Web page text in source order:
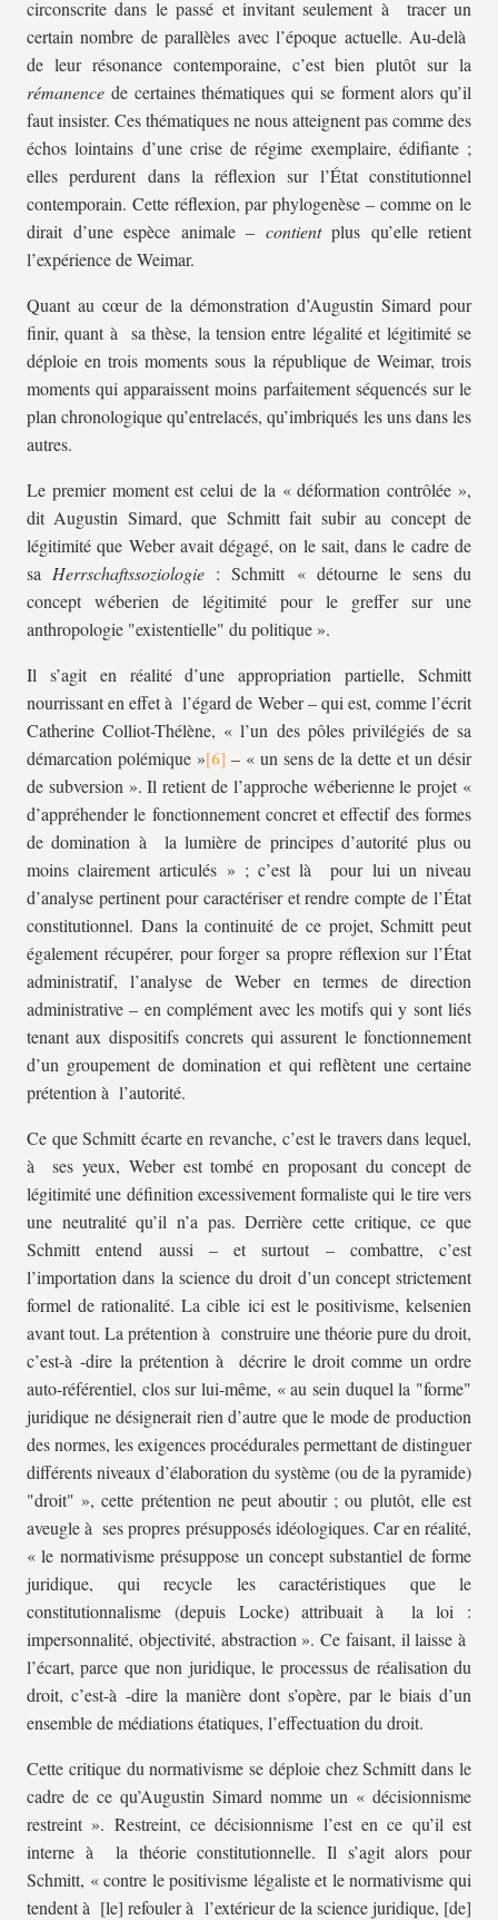
circonscrite dans le passé et invitant seulement à tracer un
certain nombre de parallèles avec l’époque actuelle. Au-delà
de leur résonance contemporaine, c’est bien plutôt sur la
rémanence de certaines thématiques qui se forment alors qu’il
faut insister. Ces thématiques ne nous atteignent pas comme des
échos lointains d’une crise de régime exemplaire, édifiante ;
elles perdurent dans la réflexion sur l’État constitutionnel
contemporain. Cette réflexion, par phylogenèse – comme on le
dirait d’une espèce animale – contientplus qu’elle retient
l’expérience de Weimar.
Quant au cœur de la démonstration d’Augustin Simard pour
finir, quant à sa thèse, la tension entre légalité et légitimité se
déploie en trois moments sous la république de Weimar, trois
moments qui apparaissent moins parfaitement séquencés sur le
plan chronologique qu’entrelacés, qu’imbriqués les uns dans les
autres.
Le premier moment est celui de la « déformation contrôlée »,
dit Augustin Simard, que Schmitt fait subir au concept de
légitimité que Weber avait dégagé, on le sait, dans le cadre de
sa Herrschaftssoziologie : Schmitt « détourne le sens du
concept wéberien de légitimité pour le greffer sur une
anthropologie "existentielle" du politique ».
Il s’agit en réalité d’une appropriation partielle, Schmitt
nourrissant en effet à l’égard de Weber – qui est, comme l’écrit
Catherine Colliot-Thélène, « l’un des pôles privilégiés de sa
démarcation polémique »
– « un sens de la dette et un désir
de subversion ». Il retient de l’approche wéberienne le projet «
d’appréhender le fonctionnement concret et effectif des formes
de domination à la lumière de principes d’autorité plus ou
moins clairement articulés » ; c’est là pour lui un niveau
d’analyse pertinent pour caractériser et rendre compte de l’État
constitutionnel. Dans la continuité de ce projet, Schmitt peut
également récupérer, pour forger sa propre réflexion sur l’État
administratif, l’analyse de Weber en termes de direction
administrative – en complément avec les motifs qui y sont liés
tenant aux dispositifs concrets qui assurent le fonctionnement
d’un groupement de domination et qui reflètent une certaine
prétention à l’autorité.
Ce que Schmitt écarte en revanche, c’est le travers dans lequel,
à ses yeux, Weber est tombé en proposant du concept de
légitimité une définition excessivement formaliste qui le tire vers
une neutralité qu’il n’a pas. Derrière cette critique, ce que
Schmitt entend aussi – et surtout – combattre, c’est
l’importation dans la science du droit d’un concept strictement
formel de rationalité. La cible ici est le positivisme, kelsenien
avant tout. La prétention à construire une théorie pure du droit,
c’est-à -dire la prétention à décrire le droit comme un ordre
auto-référentiel, clos sur lui-même, « au sein duquel la "forme"
juridique ne désignerait rien d’autre que le mode de production
des normes, les exigences procédurales permettant de distinguer
différents niveaux d’élaboration du système (ou de la pyramide)
"droit" », cette prétention ne peut aboutir ; ou plutôt, elle est
aveugle à ses propres présupposés idéologiques. Car en réalité,
« le normativisme présuppose un concept substantiel de forme
juridique, qui recycle les caractéristiques que le
constitutionnalisme (depuis Locke) attribuait à la loi :
impersonnalité, objectivité, abstraction ». Ce faisant, il laisse à
l’écart, parce que non juridique, le processus de réalisation du
droit, c’est-à -dire la manière dont s’opère, par le biais d’un
ensemble de médiations étatiques, l’effectuation du droit.
Cette critique du normativisme se déploie chez Schmitt dans le
cadre de ce qu’Augustin Simard nomme un « décisionnisme
restreint ». Restreint, ce décisionnisme l’est en ce qu’il est
interne à la théorie constitutionnelle. Il s’agit alors pour
Schmitt, « contre le positivisme légaliste et le normativisme qui
tendent à [le] refouler à l’extérieur de la science juridique, [de]